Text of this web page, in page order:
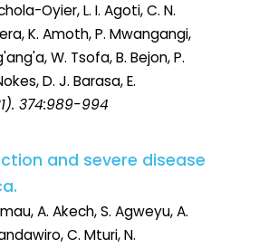
Oyier, L. I. Agoti, C. N.
K. Amoth, P. Mwangangi,
W. Tsofa, B. Bejon, P.
D. J. Barasa, E.
374:989-994
and severe disease
A. Akech, S. Agweyu, A.
C. Mturi, N.